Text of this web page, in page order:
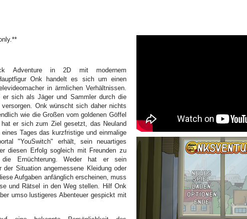
Adventure in 2D mit modernem
Onk handelt es sich um einen
in ärmlichen Verhältnissen.
sich als Jäger und Sammler durch die
Onk wünscht sich daher nichts
wie die Großen vom goldenen Göffel
er sich zum Ziel gesetzt, das Neuland
Tages das kurzfristige und einmalige
"YouSwitch" erhält, sein neuartiges
diesen Erfolg sogleich mit Freunden zu
Ernüchterung. Weder hat er sein
Situation angemessene Kleidung oder
Aufgaben anfänglich erscheinen, muss
und Rätsel in den Weg stellen. Hilf Onk
umso lustigeres Abenteuer gespickt mit